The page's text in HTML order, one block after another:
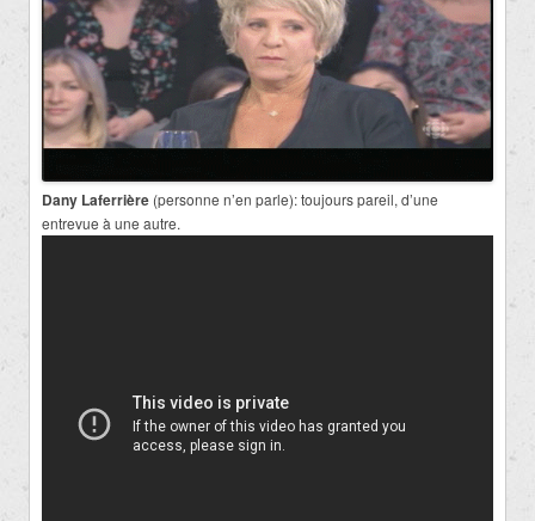
Dany Laferrière (personne n’en parle): toujours pareil, d’une
entrevue à une autre.